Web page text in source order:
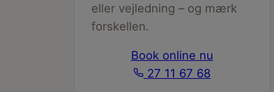
eller vejledning – og mærk
forskellen.
Book online nu
27 11 67 68